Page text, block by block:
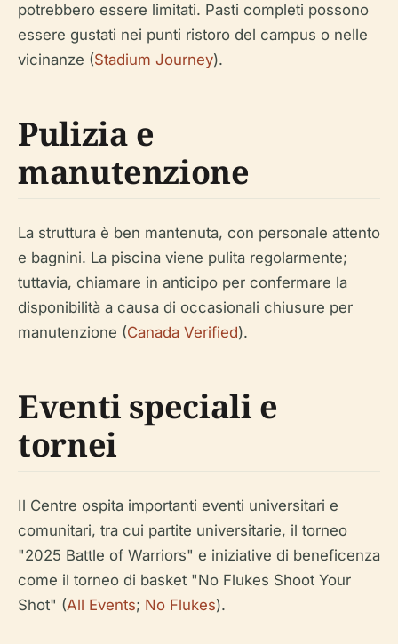
potrebbero essere limitati. Pasti completi possono
essere gustati nei punti ristoro del campus o nelle
vicinanze (Stadium Journey).
Pulizia e
manutenzione
La struttura è ben mantenuta, con personale attento
e bagnini. La piscina viene pulita regolarmente;
tuttavia, chiamare in anticipo per confermare la
disponibilità a causa di occasionali chiusure per
manutenzione (Canada Verified).
Eventi speciali e
tornei
Il Centre ospita importanti eventi universitari e
comunitari, tra cui partite universitarie, il torneo
"2025 Battle of Warriors" e iniziative di beneficenza
come il torneo di basket "No Flukes Shoot Your
Shot" (All Events; No Flukes).